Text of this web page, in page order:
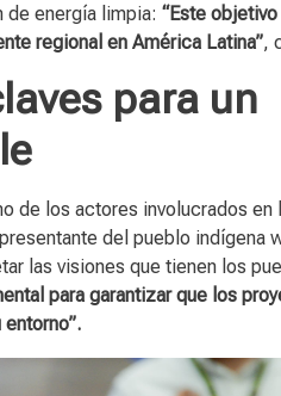
de energía limpia: “Este
regional en América Latina”,
para un
de los actores involucrados en
del pueblo indígena
las visiones que tienen los
para garantizar que los